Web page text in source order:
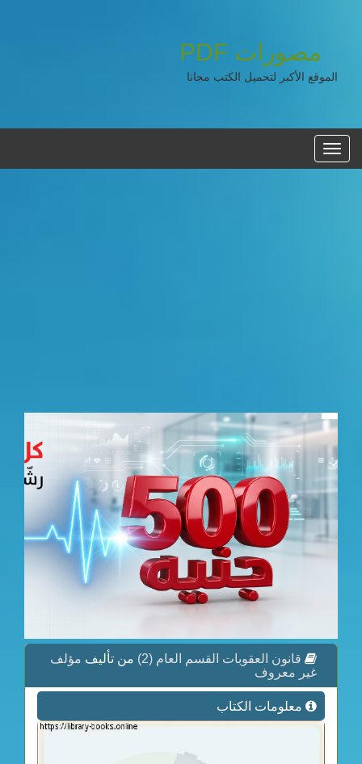
مصورات PDF
الموقع الأكبر لتحميل الكتب مجانا
القائمه
الرئيسية
قانون العقوبات القسم العام (2) من تأليف مؤلف
غير معروف
معلومات الكتاب